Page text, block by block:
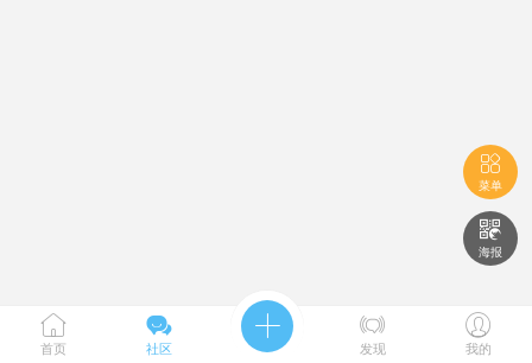

菜单

海报

首页

社区
 
发现

我的